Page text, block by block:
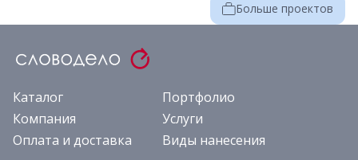
Больше проектов
Каталог
Портфолио
Компания
Услуги
Оплата и доставка
Виды нанесения